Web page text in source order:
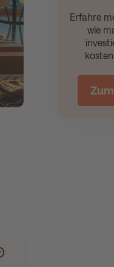
Erfahre
wie